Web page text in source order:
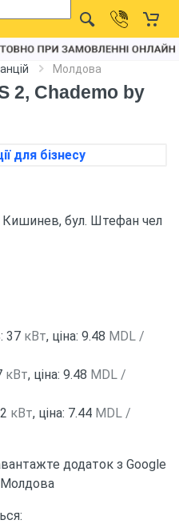
Молдова
2, Chademo by
для бізнесу
бул. Штефан чел
37 кВт, ціна: 9.48 MDL /
кВт, ціна: 9.48 MDL /
кВт, ціна: 7.44 MDL /
додаток з Google
Молдова